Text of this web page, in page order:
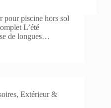
pour piscine hors sol
L’été
de longues…
,Extérieur &